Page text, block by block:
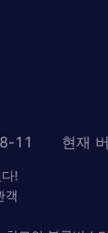
11 현재
!
객